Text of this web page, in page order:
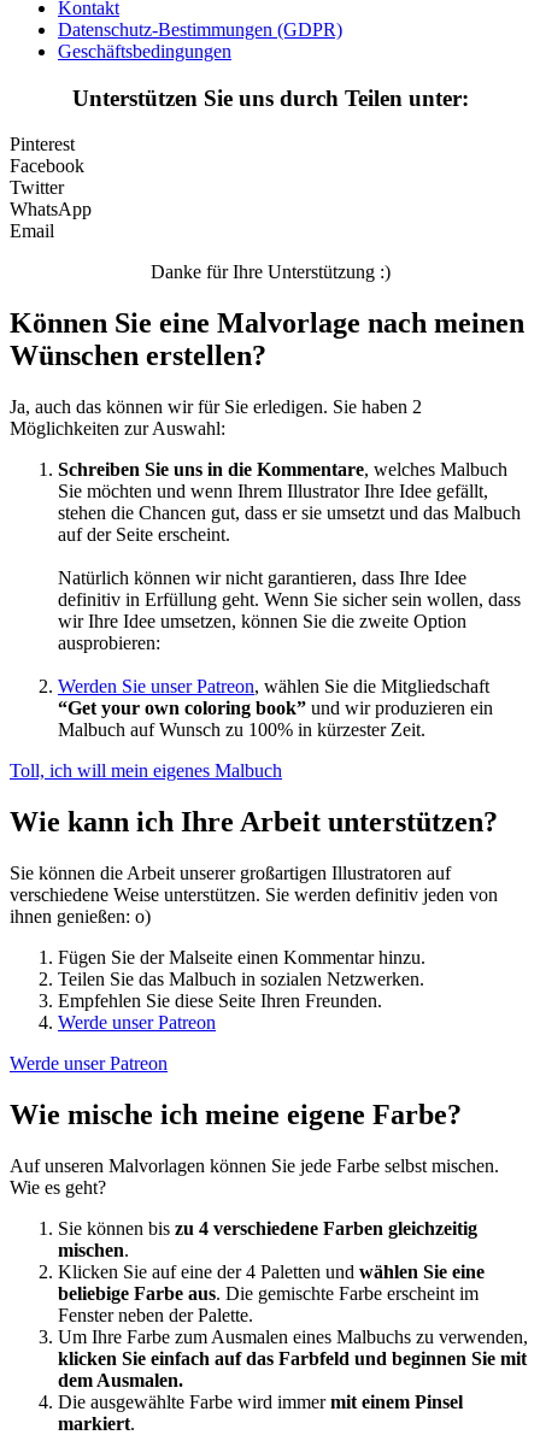
Sport
Transport
Valentinstag und Liebe
Winter und Weihnachten
Unkategorisiert
Kontakt
Datenschutz-Bestimmungen (GDPR)
Geschäftsbedingungen
Unterstützen Sie uns durch Teilen unter:
Pinterest
Facebook
Twitter
WhatsApp
Email
Danke für Ihre Unterstützung :)
Können Sie eine Malvorlage nach meinen
Wünschen erstellen?
Ja, auch das können wir für Sie erledigen. Sie haben 2
Möglichkeiten zur Auswahl:
Schreiben Sie uns in die Kommentare, welches Malbuch
Sie möchten und wenn Ihrem Illustrator Ihre Idee gefällt,
stehen die Chancen gut, dass er sie umsetzt und das Malbuch
auf der Seite erscheint.
Natürlich können wir nicht garantieren, dass Ihre Idee
definitiv in Erfüllung geht. Wenn Sie sicher sein wollen, dass
wir Ihre Idee umsetzen, können Sie die zweite Option
ausprobieren:
Werden Sie unser Patreon, wählen Sie die Mitgliedschaft
“Get your own coloring book” und wir produzieren ein
Malbuch auf Wunsch zu 100% in kürzester Zeit.
Toll, ich will mein eigenes Malbuch
Wie kann ich Ihre Arbeit unterstützen?
Sie können die Arbeit unserer großartigen Illustratoren auf
verschiedene Weise unterstützen. Sie werden definitiv jeden von
ihnen genießen: o)
Fügen Sie der Malseite einen Kommentar hinzu.
Teilen Sie das Malbuch in sozialen Netzwerken.
Empfehlen Sie diese Seite Ihren Freunden.
Werde unser Patreon
Werde unser Patreon
Wie mische ich meine eigene Farbe?
Auf unseren Malvorlagen können Sie jede Farbe selbst mischen.
Wie es geht?
Sie können bis zu 4 verschiedene Farben gleichzeitig
mischen.
Klicken Sie auf eine der 4 Paletten und wählen Sie eine
beliebige Farbe aus. Die gemischte Farbe erscheint im
Fenster neben der Palette.
Um Ihre Farbe zum Ausmalen eines Malbuchs zu verwenden,
klicken Sie einfach auf das Farbfeld und beginnen Sie mit
dem Ausmalen.
Die ausgewählte Farbe wird immermit einem Pinsel
markiert.